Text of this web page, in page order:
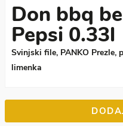
Don bbq
Pepsi 0.33l
Svinjski file, PANKO Prezle,
limenka